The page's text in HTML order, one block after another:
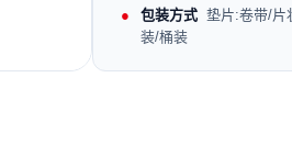
包装方式 垫片:卷带/片
装/桶装